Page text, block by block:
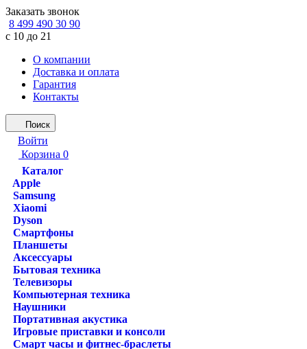
Заказать звонок
8 499 490 30 90
с 10 до 21
О компании
Доставка и оплата
Гарантия
Контакты
Поиск
Войти
Корзина 0
Каталог
Apple
Samsung
Xiaomi
Dyson
Смартфоны
Планшеты
Аксессуары
Бытовая техника
Телевизоры
Компьютерная техника
Наушники
Портативная акустика
Игровые приставки и консоли
Смарт часы и фитнес-браслеты